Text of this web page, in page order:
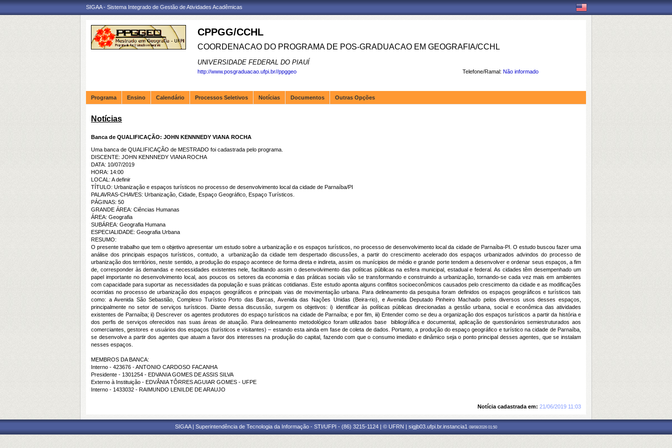
SIGAA - Sistema Integrado de Gestão de Atividades Acadêmicas
CPPGG/CCHL
COORDENACAO DO PROGRAMA DE POS-GRADUACAO EM GEOGRAFIA/CCHL
UNIVERSIDADE FEDERAL DO PIAUÍ
Telefone/Ramal: Não informado
http://www.posgraduacao.ufpi.br//ppggeo
Programa Ensino Calendário Processos Seletivos Notícias Documentos Outras Opções
Notícias
Banca de QUALIFICAÇÃO: JOHN KENNNEDY VIANA ROCHA
Uma banca de QUALIFICAÇÃO de MESTRADO foi cadastrada pelo programa.
DISCENTE: JOHN KENNNEDY VIANA ROCHA
DATA: 10/07/2019
HORA: 14:00
LOCAL: A definir
TÍTULO: Urbanização e espaços turísticos no processo de desenvolvimento local da cidade de Parnaíba/PI
PALAVRAS-CHAVES: Urbanização, Cidade, Espaço Geográfico, Espaço Turísticos.
PÁGINAS: 50
GRANDE ÁREA: Ciências Humanas
ÁREA: Geografia
SUBÁREA: Geografia Humana
ESPECIALIDADE: Geografia Urbana
RESUMO:
O presente trabalho que tem o objetivo apresentar um estudo sobre a urbanização e os espaços turísticos, no processo de desenvolvimento local da cidade de Parnaíba-PI. O estudo buscou fazer uma
análise dos principais espaços turísticos, contudo, a urbanização da cidade tem despertado discussões, a partir do crescimento acelerado dos espaços urbanizados advindos do processo de
urbanização dos territórios, neste sentido, a produção do espaço acontece de forma direta e indireta, assim os munícipios de médio e grande porte tendem a desenvolver e ordenar seus espaços, a fim
de, corresponder às demandas e necessidades existentes nele, facilitando assim o desenvolvimento das políticas públicas na esfera municipal, estadual e federal. As cidades têm desempenhado um
papel importante no desenvolvimento local, aos poucos os setores da economia e das práticas sociais vão se transformando e construindo a urbanização, tornando-se cada vez mais em ambientes
com capacidade para suportar as necessidades da população e suas práticas cotidianas. Este estudo aponta alguns conflitos socioeconômicos causados pelo crescimento da cidade e as modificações
ocorridas no processo de urbanização dos espaços geográficos e principais vias de movimentação urbana. Para delineamento da pesquisa foram definidos os espaços geográficos e turísticos tais
como: a Avenida São Sebastião, Complexo Turístico Porto das Barcas, Avenida das Nações Unidas (Beira-rio), e Avenida Deputado Pinheiro Machado pelos diversos usos desses espaços,
principalmente no setor de serviços turísticos. Diante dessa discussão, surgem os objetivos: i) identificar às políticas públicas direcionadas a gestão urbana, social e econômica das atividades
existentes de Parnaíba; ii) Descrever os agentes produtores do espaço turísticos na cidade de Parnaíba; e por fim, iii) Entender como se deu a organização dos espaços turísticos a partir da história e
dos perfis de serviços oferecidos nas suas áreas de atuação. Para delineamento metodológico foram utilizados base bibliográfica e documental, aplicação de questionários semiestruturados aos
comerciantes, gestores e usuários dos espaços (turísticos e visitantes) – estando esta ainda em fase de coleta de dados. Portanto, a produção do espaço geográfico e turístico na cidade de Parnaíba,
se desenvolve a partir dos agentes que atuam a favor dos interesses na produção do capital, fazendo com que o consumo imediato e dinâmico seja o ponto principal desses agentes, que se instalam
nesses espaços.
MEMBROS DA BANCA:
Interno - 423676 - ANTONIO CARDOSO FACANHA
Presidente - 1301254 - EDVANIA GOMES DE ASSIS SILVA
Externo à Instituição - EDVÂNIA TÔRRES AGUIAR GOMES - UFPE
Interno - 1433032 - RAIMUNDO LENILDE DE ARAUJO
Notícia cadastrada em: 21/06/2019 11:03
SIGAA | Superintendência de Tecnologia da Informação - STI/UFPI - (86) 3215-1124 | © UFRN | sigjb03.ufpi.br.instancia1 08/08/2026 01:50